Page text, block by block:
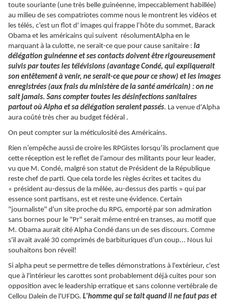
toute souriante (une très belle guinéenne, impeccablement habillée)
au milieu de ses compatriotes comme nous le montrent les vidéos et
les télés, c’est un flot d' images qui frappe l’hôte du sommet, Barack
Obama et les américains qui suivent résolumentAlpha en le
marquant à la culotte, ne serait-ce que pour cause sanitaire : la
délégation guinéenne et ses contacts doivent être rigoureusement
suivis par toutes les télévisions (avantage Condé, qui expliquerait
son entêtement à venir, ne serait-ce que pour ce show) et les images
enregistrées (aux frais du ministère de la santé américain) : on ne
sait jamais. Sans compter toutes les désinfections sanitaires
partout où Alpha et sa délégation seraient passés. La venue d'Alpha
aura coûté très cher au budget fédéral .
On peut compter sur la méticulosité des Américains.
Rien n’empêche aussi de croire les RPGistes lorsqu’ils proclament que
cette réception est le reflet de l’amour des militants pour leur leader,
vu que M. Condé, malgré son statut de Président de la République
reste chef de parti. Que cela torde les règles écrites et tacites du
« président au-dessus de la mêlée, au-dessus des partis » qui par
essence sont partisans, est et reste une évidence. Certain
"journaliste" d'un site proche du RPG, emporté par son admiration
sans bornes pour le "Pr" serait même entré en transes, au motif que
M. Obama aurait cité Alpha Condé dans un de ses discours. Comme
s'il avait avalé 30 comprimés de barbituriques d'un coup... Nous lui
souhaitons bon réveil!
Si alpha peut se permettre de telles démonstrations à l'extérieur, c'est
que à l'intérieur les carottes sont probablement déjà cuites pour son
opposition avec le leadership erratique et sans colonne vertébrale de
Cellou Dalein de l'UFDG. L'homme qui se tait quand il ne faut pas et